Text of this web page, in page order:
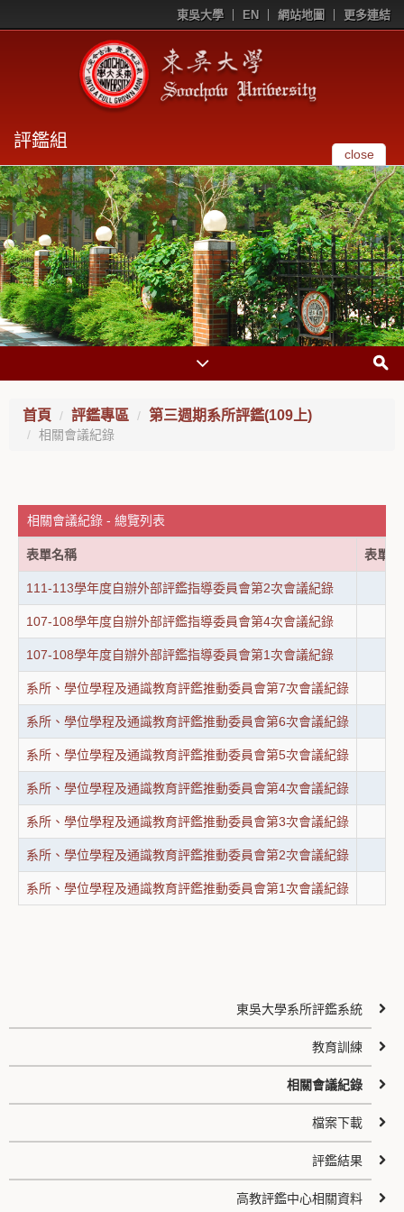
東吳大學 EN 網站地圖 更多連結
評鑑組
close
首頁 評鑑專區 第三週期系所評鑑(109上)
相關會議紀錄
相關會議紀錄 - 總覽列表
表單名稱 表單
111-113學年度自辦外部評鑑指導委員會第2次會議紀錄
107-108學年度自辦外部評鑑指導委員會第4次會議紀錄
107-108學年度自辦外部評鑑指導委員會第1次會議紀錄
系所、學位學程及通識教育評鑑推動委員會第7次會議紀錄
系所、學位學程及通識教育評鑑推動委員會第6次會議紀錄
系所、學位學程及通識教育評鑑推動委員會第5次會議紀錄
系所、學位學程及通識教育評鑑推動委員會第4次會議紀錄
系所、學位學程及通識教育評鑑推動委員會第3次會議紀錄
系所、學位學程及通識教育評鑑推動委員會第2次會議紀錄
系所、學位學程及通識教育評鑑推動委員會第1次會議紀錄
東吳大學系所評鑑系統
教育訓練
相關會議紀錄
檔案下載
評鑑結果
高教評鑑中心相關資料